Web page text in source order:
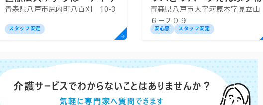
ービスセンターおくでら
青森県八戸市尻内町八百刈 10-3
スタッフ安定
語デイサービスセンター
青森県八戸市大字河原木字見立山
６－２０９
安心感 スタッフ安定